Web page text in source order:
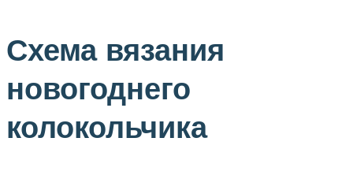
Схема вязания
новогоднего
колокольчика